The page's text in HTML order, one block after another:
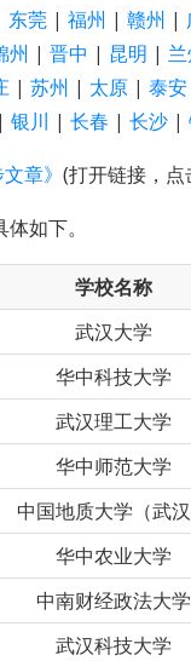
东莞 | 福州 | 赣州 |
州 | 晋中 | 昆明 |
| 苏州 | 太原 | 泰安
| 银川 | 长春 | 长沙 |
章》 (打开链接，点
如下。
学校名称
武汉大学
华中科技大学
武汉理工大学
华中师范大学
中国地质大学（武汉
华中农业大学
中南财经政法大学
武汉科技大学